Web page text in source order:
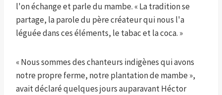
l'on échange et parle du mambe. « La tradition se
partage, la parole du père créateur qui nous l'a
léguée dans ces éléments, le tabac et la coca. »
« Nous sommes des chanteurs indigènes qui avons
notre propre ferme, notre plantation de mambe »,
avait déclaré quelques jours auparavant Héctor